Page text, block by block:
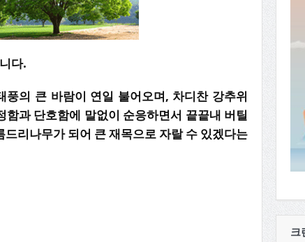
다.
풍의 큰 바람이 연일 불어오며, 차디찬 강추위
과 단호함에 말없이 순응하면서 끝끝내 버틸
리나무가 되어 큰 재목으로 자랄 수 있겠다는
크